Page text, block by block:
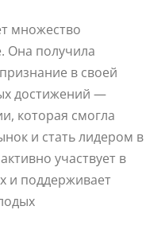
множество
Она получила
в своей
достижений —
которая смогла
и стать лидером в
участвует в
и поддерживает